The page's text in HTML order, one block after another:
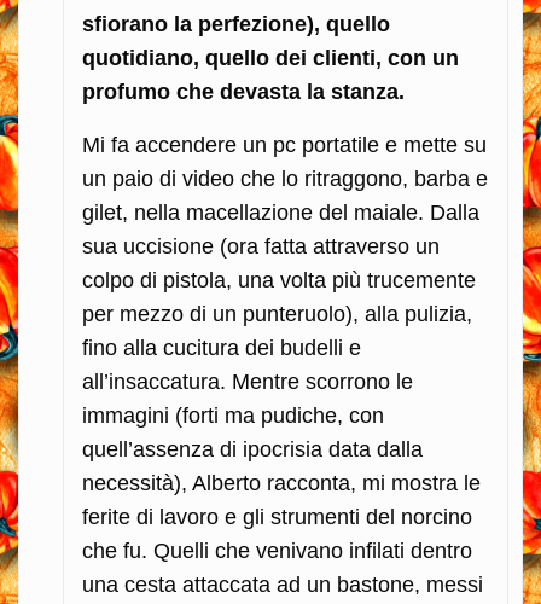
sfiorano la perfezione), quello
quotidiano, quello dei clienti, con un
profumo che devasta la stanza.
Mi fa accendere un pc portatile e mette su
un paio di video che lo ritraggono, barba e
gilet, nella macellazione del maiale. Dalla
sua uccisione (ora fatta attraverso un
colpo di pistola, una volta più trucemente
per mezzo di un punteruolo), alla pulizia,
fino alla cucitura dei budelli e
all’insaccatura. Mentre scorrono le
immagini (forti ma pudiche, con
quell’assenza di ipocrisia data dalla
necessità), Alberto racconta, mi mostra le
ferite di lavoro e gli strumenti del norcino
che fu. Quelli che venivano infilati dentro
una cesta attaccata ad un bastone, messi